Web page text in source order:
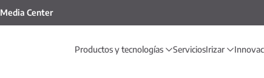
Media Center
Productos y tecnologías ServiciosIrizar